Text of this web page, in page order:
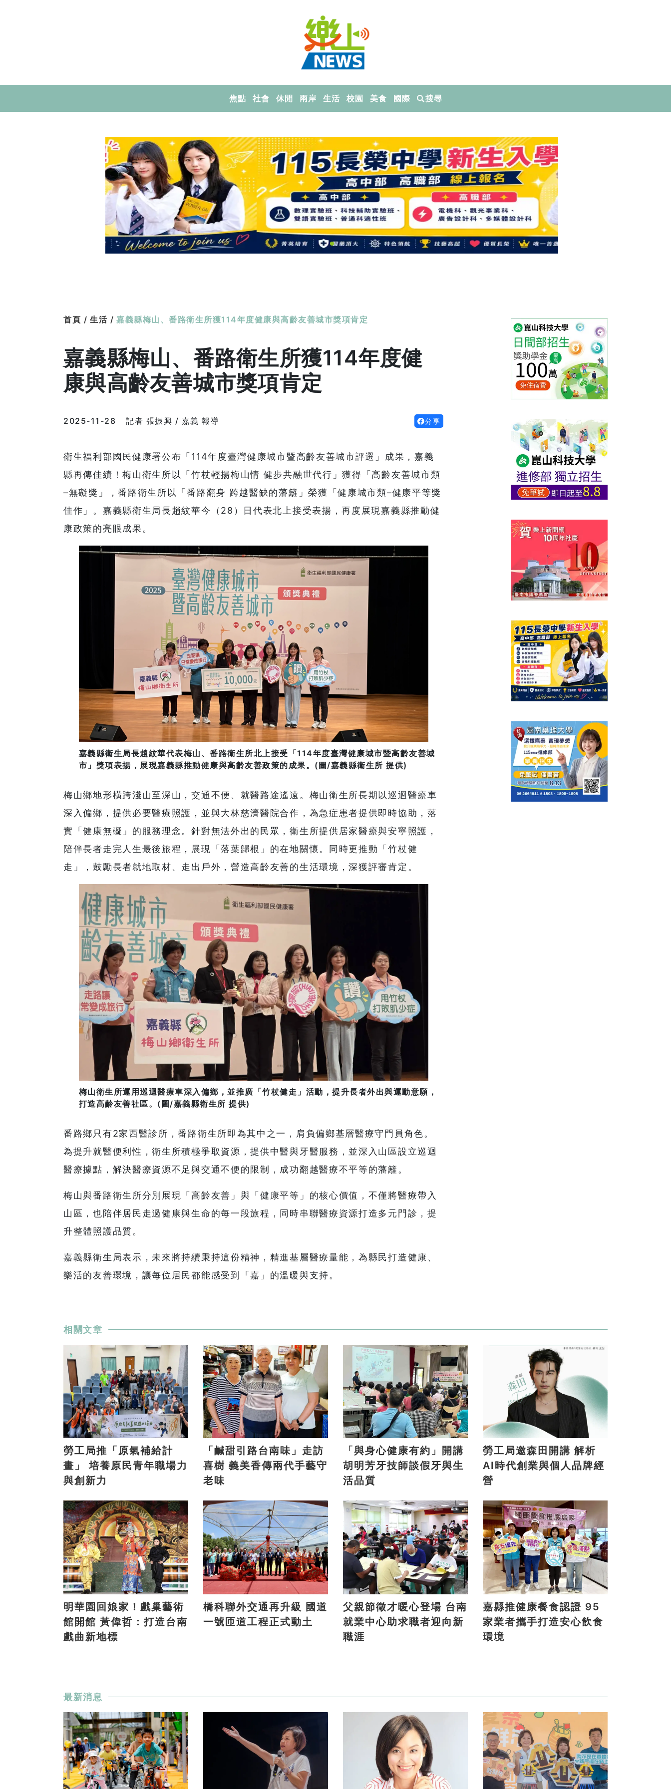
焦點 社會 休閒 兩岸 生活 校園 美食 國際 搜尋
首頁 / 生活 / 嘉義縣梅山、番路衛生所獲114年度健康與高齡友善城市獎項肯定
嘉義縣梅山、番路衛生所獲114年度健
康與高齡友善城市獎項肯定
2025-11-28 記者 張振興 / 嘉義 報導 分享
衛生福利部國民健康署公布「114年度臺灣健康城市暨高齡友善城市評選」成果，嘉義
縣再傳佳績！梅山衛生所以「竹杖輕揚梅山情 健步共融世代行」獲得「高齡友善城市類
–無礙獎」，番路衛生所以「番路翻身 跨越醫缺的藩籬」榮獲「健康城市類–健康平等獎
佳作」。嘉義縣衛生局長趙紋華今（28）日代表北上接受表揚，再度展現嘉義縣推動健
康政策的亮眼成果。
嘉義縣衛生局長趙紋華代表梅山、番路衛生所北上接受「114年度臺灣健康城市暨高齡友善城
市」獎項表揚，展現嘉義縣推動健康與高齡友善政策的成果。(圖/嘉義縣衛生所 提供)
梅山鄉地形橫跨淺山至深山，交通不便、就醫路途遙遠。梅山衛生所長期以巡迴醫療車
深入偏鄉，提供必要醫療照護，並與大林慈濟醫院合作，為急症患者提供即時協助，落
實「健康無礙」的服務理念。針對無法外出的民眾，衛生所提供居家醫療與安寧照護，
陪伴長者走完人生最後旅程，展現「落葉歸根」的在地關懷。同時更推動「竹杖健
走」，鼓勵長者就地取材、走出戶外，營造高齡友善的生活環境，深獲評審肯定。
梅山衛生所運用巡迴醫療車深入偏鄉，並推廣「竹杖健走」活動，提升長者外出與運動意願，
打造高齡友善社區。(圖/嘉義縣衛生所 提供)
番路鄉只有2家西醫診所，番路衛生所即為其中之一，肩負偏鄉基層醫療守門員角色。
為提升就醫便利性，衛生所積極爭取資源，提供中醫與牙醫服務，並深入山區設立巡迴
醫療據點，解決醫療資源不足與交通不便的限制，成功翻越醫療不平等的藩籬。
梅山與番路衛生所分別展現「高齡友善」與「健康平等」的核心價值，不僅將醫療帶入
山區，也陪伴居民走過健康與生命的每一段旅程，同時串聯醫療資源打造多元門診，提
升整體照護品質。
嘉義縣衛生局表示，未來將持續秉持這份精神，精進基層醫療量能，為縣民打造健康、
樂活的友善環境，讓每位居民都能感受到「嘉」的溫暖與支持。
相關文章
勞工局推「原氣補給計
畫」 培養原民青年職場力
與創新力
「鹹甜引路台南味」走訪
喜樹 義美香傳兩代手藝守
老味
「與身心健康有約」開講
胡明芳牙技師談假牙與生
活品質
勞工局邀森田開講 解析
AI時代創業與個人品牌經
營
明華園回娘家！戲巢藝術
館開館 黃偉哲：打造台南
戲曲新地標
橋科聯外交通再升級 國道
一號匝道工程正式動土
父親節徵才暖心登場 台南
就業中心助求職者迎向新
職涯
嘉縣推健康餐食認證 95
家業者攜手打造安心飲食
環境
最新消息